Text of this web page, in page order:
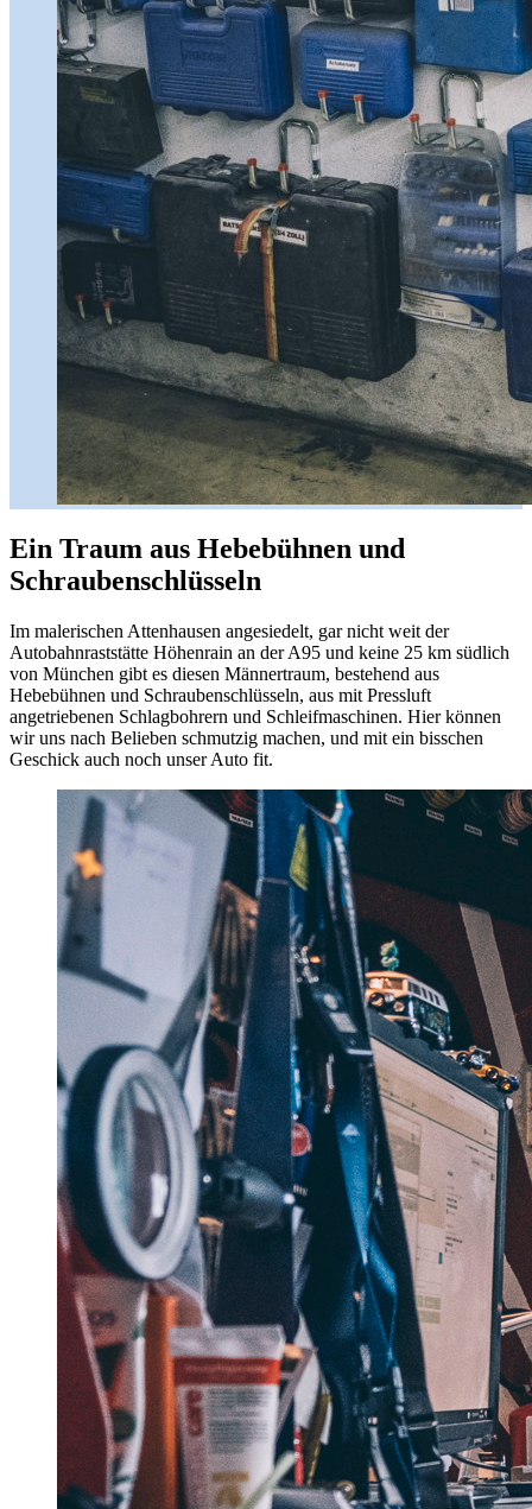
Ein Traum aus Hebebühnen und
Schraubenschlüsseln
Im malerischen Attenhausen angesiedelt, gar nicht weit der
Autobahnraststätte Höhenrain an der A95 und keine 25 km südlich
von München gibt es diesen Männertraum, bestehend aus
Hebebühnen und Schraubenschlüsseln, aus mit Pressluft
angetriebenen Schlagbohrern und Schleifmaschinen. Hier können
wir uns nach Belieben schmutzig machen, und mit ein bisschen
Geschick auch noch unser Auto fit.